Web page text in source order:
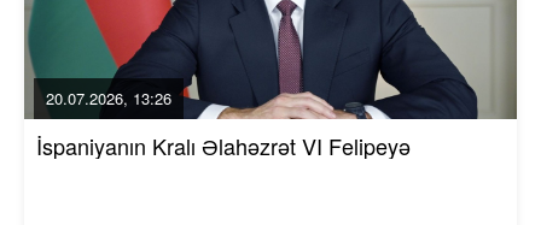
20.07.2026, 13:26
İspaniyanın Kralı Əlahəzrət VI Felipeyə